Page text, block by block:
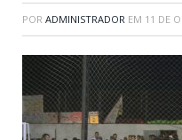
POR ADMINISTRADOR EM 11 DE